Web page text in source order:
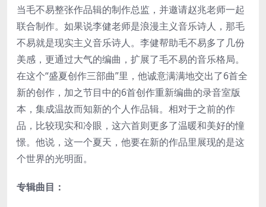
当毛不易整张作品辑的制作总监，并邀请赵兆老师一起
联合制作。如果说李健老师是浪漫主义音乐诗人，那毛
不易就是现实主义音乐诗人。李健帮助毛不易多了几份
美感，更通过大气的编曲，扩展了毛不易的音乐格局。
在这个“盛夏创作三部曲”里，他诚意满满地交出了6首全
新的创作，加之节目中的6首创作重新编曲的录音室版
本，集成温故而知新的个人作品辑。相对于之前的作
品，比较现实和冷眼，这六首则更多了温暖和美好的憧
憬。他说，这一个夏天，他要在新的作品里展现的是这
个世界的光明面。
专辑曲目：